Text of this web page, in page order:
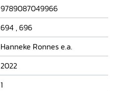
9789087049966
694 ,696
Hanneke Ronnes e.a.
2022
1